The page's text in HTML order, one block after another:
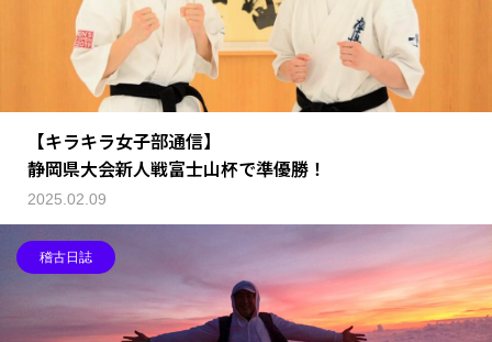
【キラキラ女子部通信】
静岡県大会新人戦富士山杯で準優勝！
2025.02.09
稽古日誌